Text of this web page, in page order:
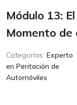
Módulo 13:
Momento
Categorías: Experto
en Peritación de
Automóviles